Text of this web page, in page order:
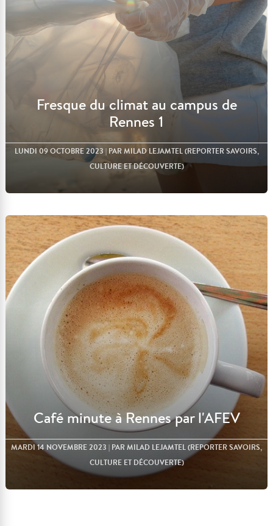
Fresque du climat au campus de
Rennes 1
LUNDI 09 OCTOBRE 2023 | PAR MILAD LEJAMTEL (REPORTER SAVOIRS,
CULTURE ET DÉCOUVERTE)
Lire l'article
Café minute à Rennes par l'AFEV
MARDI 14 NOVEMBRE 2023 | PAR MILAD LEJAMTEL (REPORTER SAVOIRS,
CULTURE ET DÉCOUVERTE)